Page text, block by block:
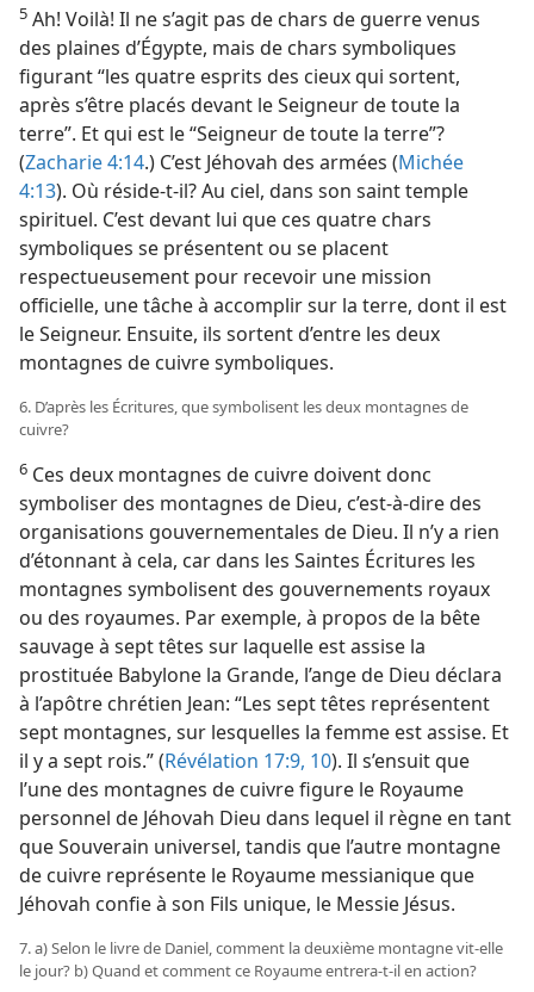
5 Ah! Voilà! Il ne s’agit pas de chars de guerre venus
des plaines d’Égypte, mais de chars symboliques
figurant “les quatre esprits des cieux qui sortent,
après s’être placés devant le Seigneur de toute la
terre”. Et qui est le “Seigneur de toute la terre”?
(Zacharie 4:14.) C’est Jéhovah des armées (Michée
4:13). Où réside-​t-​il? Au ciel, dans son saint temple
spirituel. C’est devant lui que ces quatre chars
symboliques se présentent ou se placent
respectueusement pour recevoir une mission
officielle, une tâche à accomplir sur la terre, dont il est
le Seigneur. Ensuite, ils sortent d’entre les deux
montagnes de cuivre symboliques.
6. D’après les Écritures, que symbolisent les deux montagnes de
cuivre?
6 Ces deux montagnes de cuivre doivent donc
symboliser des montagnes de Dieu, c’est-à-dire des
organisations gouvernementales de Dieu. Il n’y a rien
d’étonnant à cela, car dans les Saintes Écritures les
montagnes symbolisent des gouvernements royaux
ou des royaumes. Par exemple, à propos de la bête
sauvage à sept têtes sur laquelle est assise la
prostituée Babylone la Grande, l’ange de Dieu déclara
à l’apôtre chrétien Jean: “Les sept têtes représentent
sept montagnes, sur lesquelles la femme est assise. Et
il y a sept rois.” (Révélation 17:9, 10). Il s’ensuit que
l’une des montagnes de cuivre figure le Royaume
personnel de Jéhovah Dieu dans lequel il règne en tant
que Souverain universel, tandis que l’autre montagne
de cuivre représente le Royaume messianique que
Jéhovah confie à son Fils unique, le Messie Jésus.
7. a) Selon le livre de Daniel, comment la deuxième montagne vit-​elle
le jour? b) Quand et comment ce Royaume entrera-​t-​il en action?